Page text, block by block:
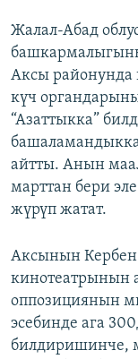
Жалал-Абад
Аксы районунда
күч
“Азаттыкка”
айтты. Анын
марттан бери
жүрүп жатат.
Аксынын
кинотеатрынын
оппозициянын
эсебинде ага
билдиришинче,